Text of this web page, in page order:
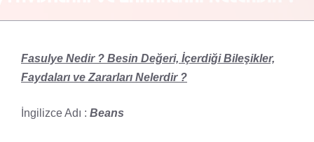
Fasulye Nedir ? Besin Değeri, İçerdiği Bileşikler,
Faydaları ve Zararları Nelerdir ?
İngilizce Adı : Beans